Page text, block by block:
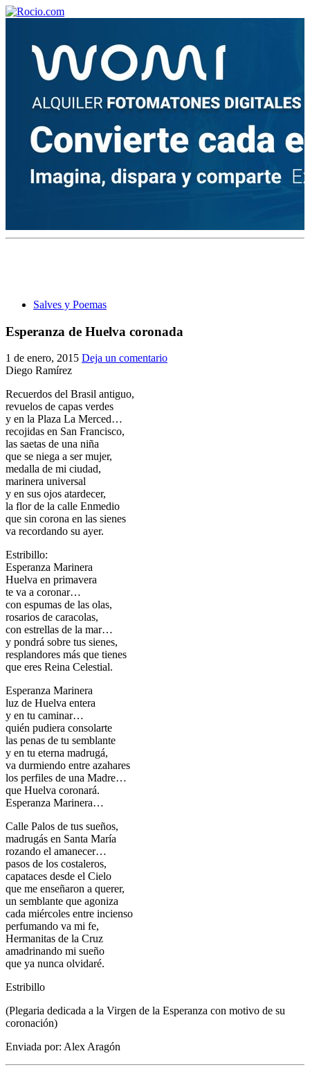
Salves y Poemas
Esperanza de Huelva coronada
1 de enero, 2015 Deja un comentario
Diego Ramírez
Recuerdos del Brasil antiguo,
revuelos de capas verdes
y en la Plaza La Merced…
recojidas en San Francisco,
las saetas de una niña
que se niega a ser mujer,
medalla de mi ciudad,
marinera universal
y en sus ojos atardecer,
la flor de la calle Enmedio
que sin corona en las sienes
va recordando su ayer.
Estribillo:
Esperanza Marinera
Huelva en primavera
te va a coronar…
con espumas de las olas,
rosarios de caracolas,
con estrellas de la mar…
y pondrá sobre tus sienes,
resplandores más que tienes
que eres Reina Celestial.
Esperanza Marinera
luz de Huelva entera
y en tu caminar…
quién pudiera consolarte
las penas de tu semblante
y en tu eterna madrugá,
va durmiendo entre azahares
los perfiles de una Madre…
que Huelva coronará.
Esperanza Marinera…
Calle Palos de tus sueños,
madrugás en Santa María
rozando el amanecer…
pasos de los costaleros,
capataces desde el Cielo
que me enseñaron a querer,
un semblante que agoniza
cada miércoles entre incienso
perfumando va mi fe,
Hermanitas de la Cruz
amadrinando mi sueño
que ya nunca olvidaré.
Estribillo
(Plegaria dedicada a la Virgen de la Esperanza con motivo de su
coronación)
Enviada por: Alex Aragón
¡Bienvenido! Soy el asistente virtual de rocio.com.
¿En qué puedo ayudarte?
¿Cuándo se construyó la primera ermita?
El traslado cada siete años
Rocío?
En el Rocío, ¿dónde me alojo?